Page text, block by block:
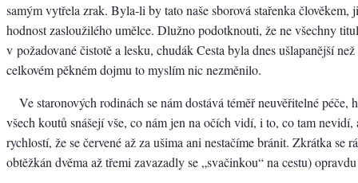
samým vytřela zrak. Byla-li by tato naše sborová stařenka člověkem,
hodnost zasloužilého umělce. Dlužno podotknouti, že ne všechny
v požadované čistotě a lesku, chudák Cesta byla dnes ušlapanější
celkovém pěkném dojmu to myslím nic nezměnilo.
Ve staronových rodinách se nám dostává téměř neuvěřitelné péče,
všech koutů snášejí vše, co nám jen na očích vidí, i to, co tam nevidí,
rychlostí, že se červené až za ušima ani nestačíme bránit. Zkrátka se
obtěžkán dvěma až třemi zavazadly se „svačinkou“ na cestu)